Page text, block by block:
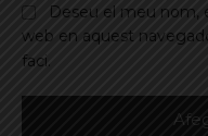
Deseu el meu nom,
web en aquest
faci.